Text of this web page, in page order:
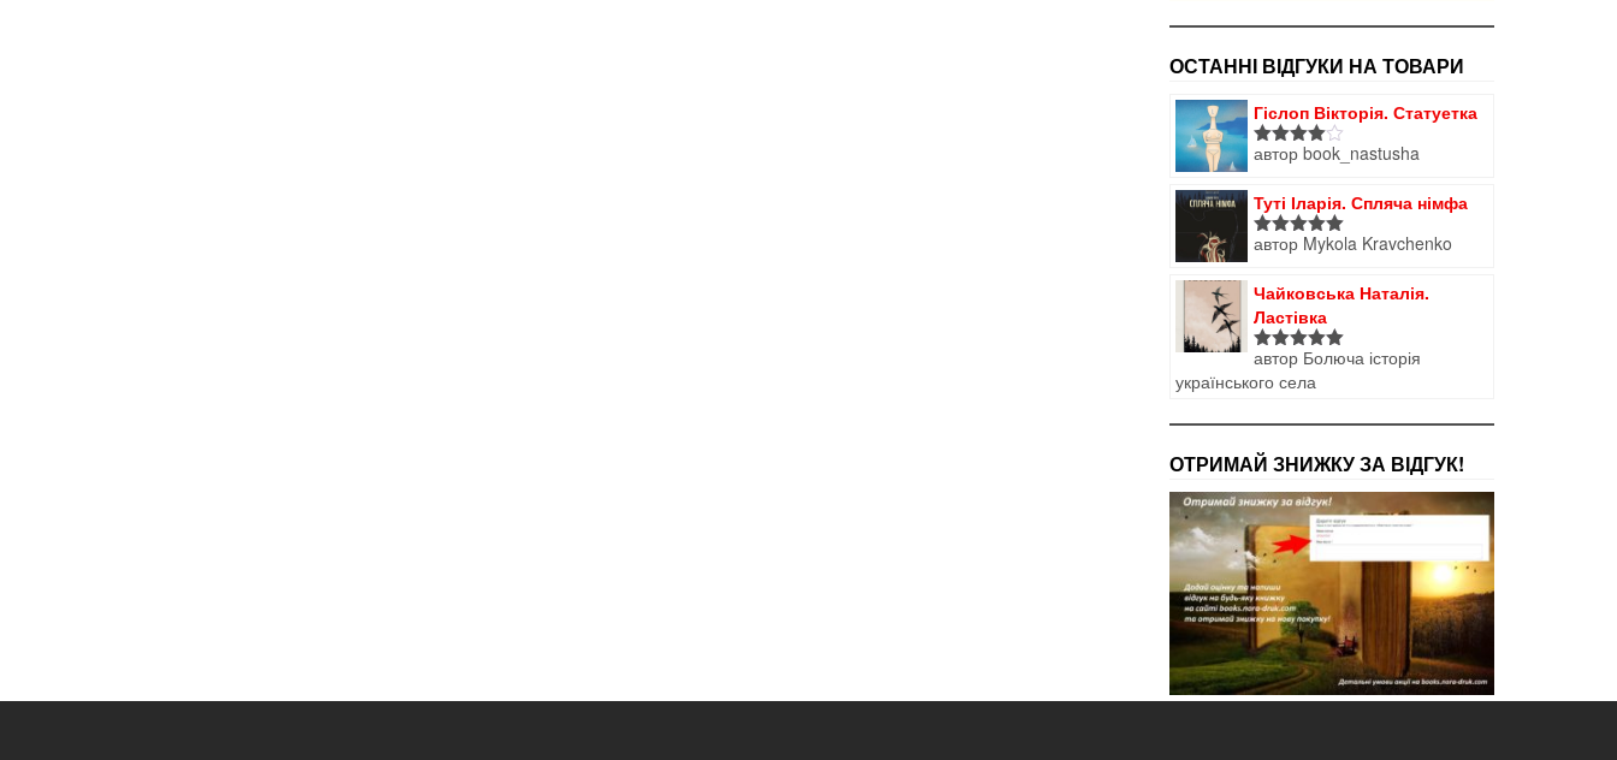
ОСТАННІ ВІДГУКИ НА ТОВАРИ
Гіслоп Вікторія. Статуетка
Оцінено
автор book_nastusha
Туті Іларія. Спляча німфа
Оцінено в
автор Mykola Kravchenko
Чайковська Наталія.
Ластівка
Оцінено в
5з 5
автор Болюча історія
українського села
ОТРИМАЙ ЗНИЖКУ ЗА ВІДГУК!